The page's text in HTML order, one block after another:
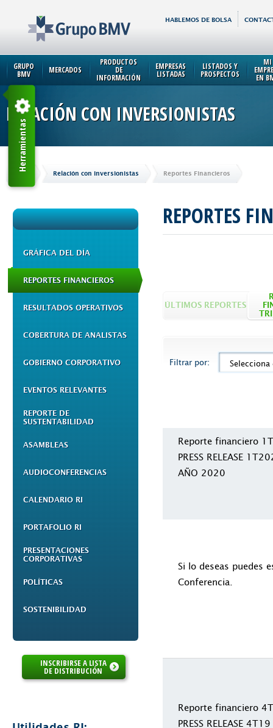
HABLEMOS DE BOLSA
GRUPO
BMV MERCADOS
PRODUCTOS
DE
INFORMACIÓN
EMPRESAS
LISTADAS
LISTADOS Y
PROSPECTOS
MI
EN
RELACIÓN CON INVERSIONISTAS
Inicio Relación con Inversionistas Reportes Financieros
GRÁFICA DEL DÍA
REPORTES FINANCIEROS
RESULTADOS OPERATIVOS
COBERTURA DE ANALISTAS
GOBIERNO CORPORATIVO
EVENTOS RELEVANTES
REPORTE DE
SUSTENTABILIDAD
ASAMBLEAS
AUDIOCONFERENCIAS
CALENDARIO RI
PORTAFOLIO RI
PRESENTACIONES
CORPORATIVAS
POLÍTICAS
SOSTENIBILIDAD
INSCRIBIRSE A LISTA
DE DISTRIBUCIÓN
REPORTES
ÚLTIMOS REPORTES
Filtrar por: Selecciona
Reporte financiero
PRESS RELEASE
AÑO 2020
Si lo deseas puedes
Conferencia.
Reporte financiero
PRESS RELEASE 4T19
Herramientas